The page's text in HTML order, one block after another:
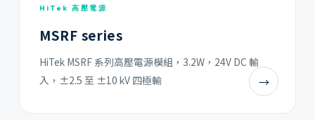
HiTek 高壓電源
MSRF series
HiTek MSRF 系列高壓電源模組，3.2W，24V DC 輸
入，±2.5 至 ±10 kV 四極輸
→